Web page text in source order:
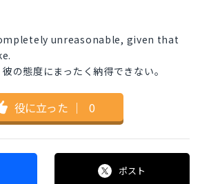
unreasonable, given that
の態度にまったく納得できない。
役に立った ｜ 0
ポスト